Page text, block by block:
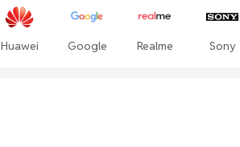
Huawei Google Realme Sony